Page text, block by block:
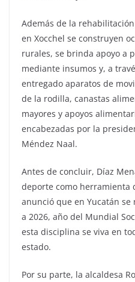
Además de la
en Xocchel se construyen
rurales, se brinda apoyo a
mediante insumos y, a
entregado aparatos de
de la rodilla, canastas
mayores y apoyos
encabezadas por la
Méndez Naal.
Antes de concluir, Díaz
deporte como herramienta
anunció que en Yucatán
a 2026, año del Mundial
esta disciplina se viva en
estado.
Por su parte, la alcaldesa